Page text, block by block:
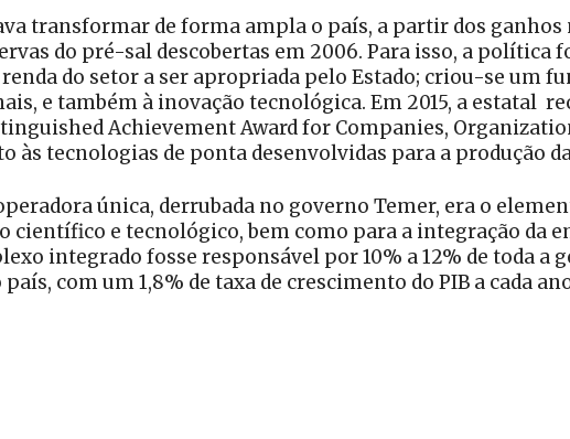
transformar de forma ampla o país, a partir dos ganhos
do pré-sal descobertas em 2006. Para isso, a política
do setor a ser apropriada pelo Estado; criou-se um
e também à inovação tecnológica. Em 2015, a estatal
Achievement Award for Companies,
tecnologias de ponta desenvolvidas para a produção
única, derrubada no governo Temer, era o
científico e tecnológico, bem como para a integração da
integrado fosse responsável por 10% a 12% de toda a
com um 1,8% de taxa de crescimento do PIB a cada